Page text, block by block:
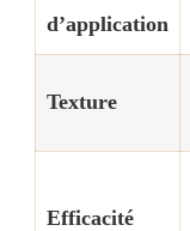
d’application
Texture
Efficacité